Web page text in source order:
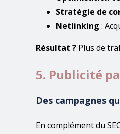
Stratégie de
Netlinking :
Résultat ?Plus de
5. Publicité
Des campagnes
En complément du